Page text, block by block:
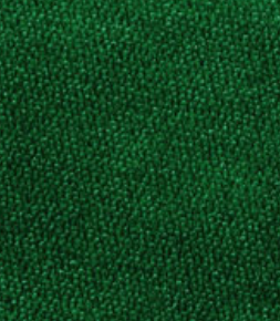
“intrappolata” nella camera d’aria.
è quella di “rompere” la
assorbenti (normalmente tessili) o
superfice, quindi attraverso un calcolo
e impedirne la propagazione
come gli imballi delle uova
delle camerette, metodo empirico ma
questo concetto di superficie